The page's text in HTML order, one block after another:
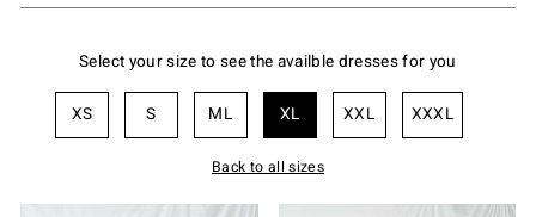
Select your size to see the availble dresses for you
ML
S XL
XS XXL XXXL
Back to all sizes